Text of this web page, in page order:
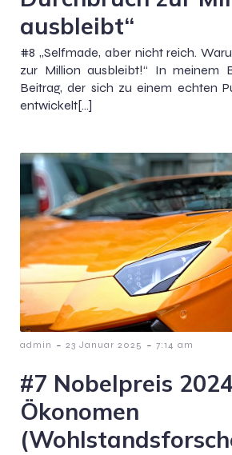
ausbleibt“
#8 „Selfmade, aber nicht reich.
zur Million ausbleibt!“ In meinem
Beitrag, der sich zu einem echten
entwickelt[…]
admin - 23 Januar 2025 - 7:14 am
#7 Nobelpreis
Ökonomen